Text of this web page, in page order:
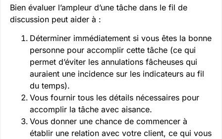
Bien évaluer l’ampleur d’une tâche dans le fil de
discussion peut aider à :
Déterminer immédiatement si vous êtes la bonne
personne pour accomplir cette tâche (ce qui
permet d’éviter les annulations fâcheuses qui
auraient une incidence sur les indicateurs au fil
du temps).
Vous fournir tous les détails nécessaires pour
accomplir la tâche avec aisance.
Vous donner une chance de commencer à
établir une relation avec votre client, ce qui vous